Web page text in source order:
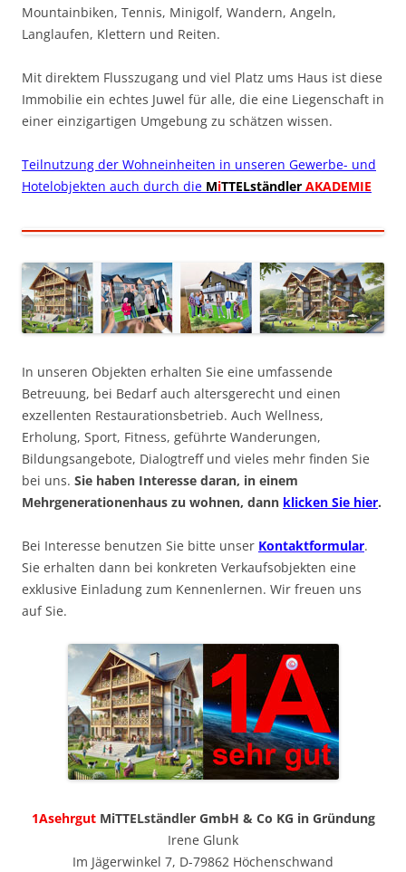
Mountainbiken, Tennis, Minigolf, Wandern, Angeln,
Langlaufen, Klettern und Reiten.
Mit direktem Flusszugang und viel Platz ums Haus ist diese
Immobilie ein echtes Juwel für alle, die eine Liegenschaft in
einer einzigartigen Umgebung zu schätzen wissen.
Teilnutzung der Wohneinheiten in unseren Gewerbe- und
Hotelobjekten auch durch die MiTTELständler AKADEMIE
In unseren Objekten erhalten Sie eine umfassende
Betreuung, bei Bedarf auch altersgerecht und einen
exzellenten Restaurationsbetrieb. Auch Wellness,
Erholung, Sport, Fitness, geführte Wanderungen,
Bildungsangebote, Dialogtreff und vieles mehr finden Sie
bei uns. Sie haben Interesse daran, in einem
Mehrgenerationenhaus zu wohnen, dann klicken Sie hier.
Bei Interesse benutzen Sie bitte unser Kontaktformular.
Sie erhalten dann bei konkreten Verkaufsobjekten eine
exklusive Einladung zum Kennenlernen. Wir freuen uns
auf Sie.
1AsehrgutMiTTELständler GmbH & Co KG in Gründung
Irene Glunk
Im Jägerwinkel 7, D-79862 Höchenschwand